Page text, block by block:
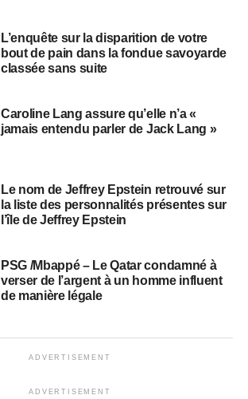
L’enquête sur la disparition de votre
bout de pain dans la fondue savoyarde
classée sans suite
Caroline Lang assure qu’elle n’a «
jamais entendu parler de Jack Lang »
Le nom de Jeffrey Epstein retrouvé sur
la liste des personnalités présentes sur
l’île de Jeffrey Epstein
PSG /Mbappé – Le Qatar condamné à
verser de l’argent à un homme influent
de manière légale
ADVERTISEMENT
ADVERTISEMENT